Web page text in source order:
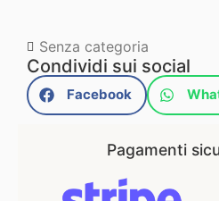
Senza categoria
Condividi sui social
Facebook
Pagamenti